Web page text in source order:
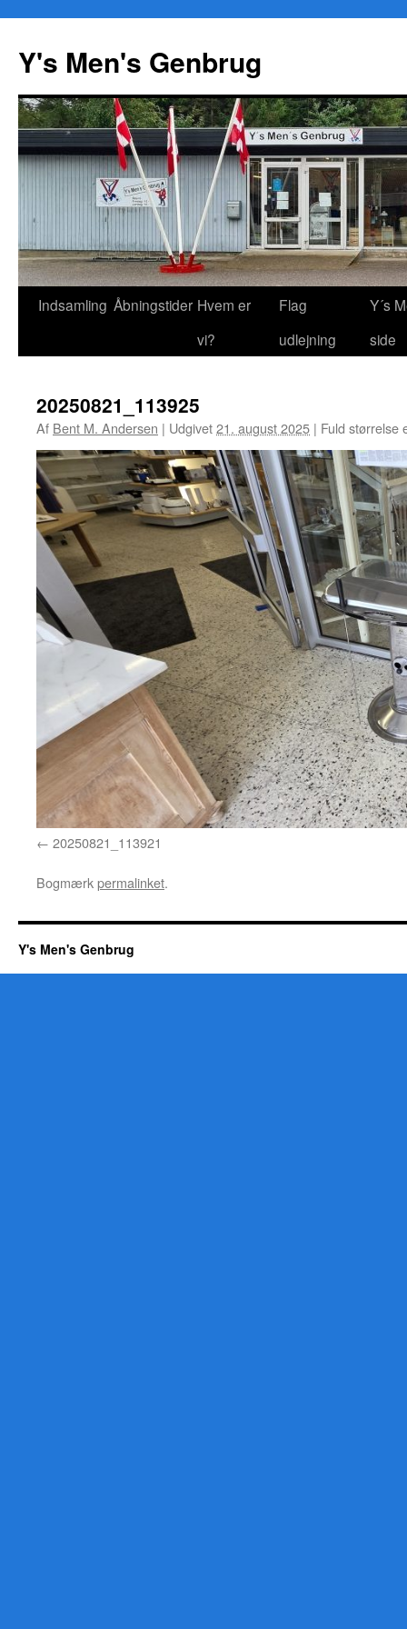
Y's Men's Genbrug
Hop
Indsamling Åbningstider Hvem er
vi?
Flag
udlejning
Y´s
side
20250821_113925
Af Bent M. Andersen | Udgivet21. august 2025 | Fuld størrelse
20250821_113921
Bogmærkpermalinket.
Y's Men's Genbrug